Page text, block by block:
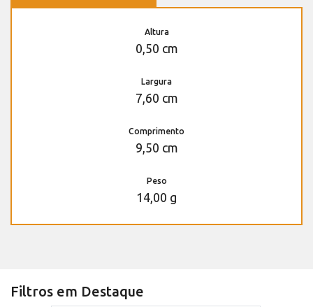
Altura
0,50 cm
Largura
7,60 cm
Comprimento
9,50 cm
Peso
14,00 g
Filtros em Destaque